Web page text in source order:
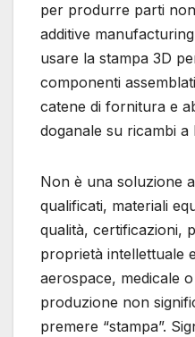
per produrre parti
additive
usare la stampa 3D
componenti
catene di fornitura e
doganale su ricambi a
Non è una soluzione
qualificati, materiali
qualità, certificazioni,
proprietà intellettuale
aerospace, medicale
produzione non
premere “stampa”.